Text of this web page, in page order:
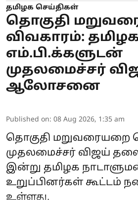
தமிழக செய்திகள்
தொகுதி
விவகாரம்:
எம்.பி.க்களுடன்
முதலமைச்சர்
ஆலோசனை
Published on: 08 Aug 2026, 1:35 am
தொகுதி மறுவரையறை
முதலமைச்சர் விஜய்
இன்று தமிழக
உறுப்பினர்கள் கூட்டம்
உள்ளது.